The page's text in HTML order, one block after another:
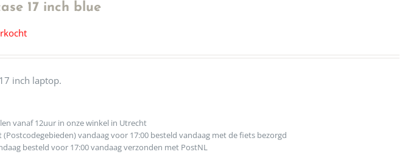
17 inch blue
inch laptop.
vanaf 12uur in onze winkel in Utrecht
(Postcodegebieden) vandaag voor 17:00 besteld vandaag met de fiets bezorgd
besteld voor 17:00 vandaag verzonden met PostNL